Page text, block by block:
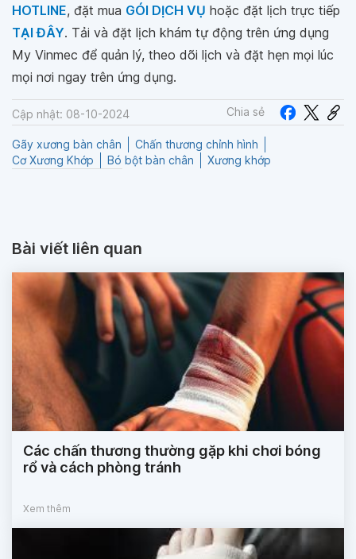
HOTLINE, đặt mua GÓI DỊCH VỤ hoặc đặt lịch trực tiếp
TẠI ĐÂY. Tải và đặt lịch khám tự động trên ứng dụng
My Vinmec để quản lý, theo dõi lịch và đặt hẹn mọi lúc
mọi nơi ngay trên ứng dụng.
Cập nhật: 08-10-2024 Chia sẻ
Gãy xương bàn chân
Chấn thương chỉnh hình
Cơ Xương Khớp
Bó bột bàn chân Xương khớp
Bài viết liên quan
Các chấn thương thường gặp khi chơi bóng
rổ và cách phòng tránh
Xem thêm